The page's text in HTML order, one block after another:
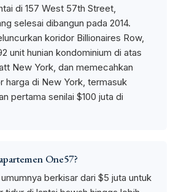
di 157 West 57th Street,
selesai dibangun pada 2014.
koridor Billionaires Row,
unit hunian kondominium di atas
New York, dan memecahkan
harga di New York, termasuk
pertama senilai $100 juta di
One57?
berkisar dari $5 juta untuk